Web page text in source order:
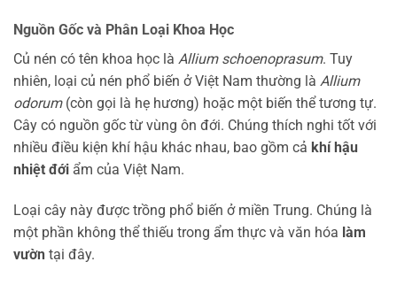
Nguồn Gốc và Phân Loại Khoa Học
Củ nén có tên khoa học là Allium schoenoprasum. Tuy
nhiên, loại củ nén phổ biến ở Việt Nam thường là Allium
odorum(còn gọi là hẹ hương) hoặc một biến thể tương tự.
Cây có nguồn gốc từ vùng ôn đới. Chúng thích nghi tốt với
nhiều điều kiện khí hậu khác nhau, bao gồm cả khí hậu
nhiệt đới ẩm của Việt Nam.
Loại cây này được trồng phổ biến ở miền Trung. Chúng là
một phần không thể thiếu trong ẩm thực và văn hóa làm
vườn tại đây.